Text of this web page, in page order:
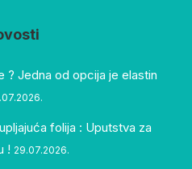
? Jedna od opcija je elastin
folija : Uputstva za
! 29.07.2026.